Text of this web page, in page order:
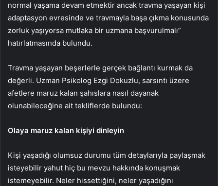
normal yaşama devam etmektir ancak travma yaşayan kişi
adaptasyon evresinde ve travmayla başa çıkma konusunda
zorluk yaşıyorsa mutlaka bir uzmana başvurulmalı”
hatırlatmasında bulundu.
Travma yaşayan beşerlerle gerçek bağlantı kurmak da
değerli. Uzman Psikolog Ezgi Dokuzlu, sarsıntı üzere
afetlere maruz kalan şahıslara nasıl dayanak
olunabileceğine ait tekliflerde bulundu:
Olaya maruz kalan kişiyi dinleyin
Kişi yaşadığı olumsuz durumu tüm detaylarıyla paylaşmak
isteyebilir yahut hiç bu mevzu hakkında konuşmak
istemeyebilir. Neler hissettiğini, neler yaşadığını